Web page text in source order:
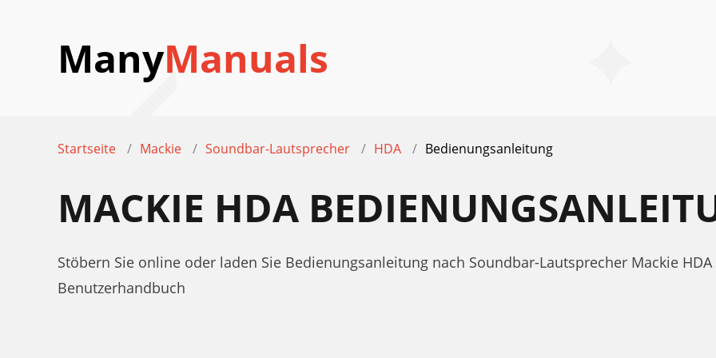
ManyManuals
Startseite Mackie Soundbar-Lautsprecher HDA Bedienungsanleitung
MACKIE HDA
Stöbern Sie online oder laden Sie Bedienungsanleitung nach Soundbar-Lautsprecher Mackie
Benutzerhandbuch